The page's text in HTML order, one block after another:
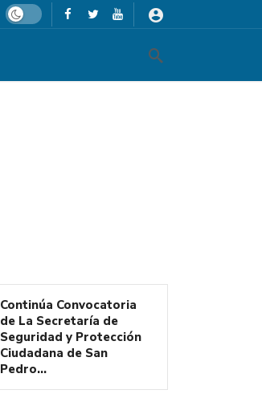
Dark mode
Continúa Convocatoria
de La Secretaría de
Seguridad y Protección
Ciudadana de San
Pedro…